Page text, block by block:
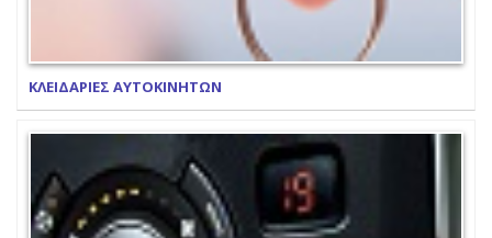
ΚΛΕΙΔΑΡΙΕΣ ΑΥΤΟΚΙΝΗΤΩΝ